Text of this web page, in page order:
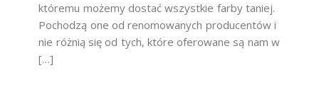
któremu możemy dostać wszystkie farby taniej.
Pochodzą one od renomowanych producentów i
nie różnią się od tych, które oferowane są nam w
[…]